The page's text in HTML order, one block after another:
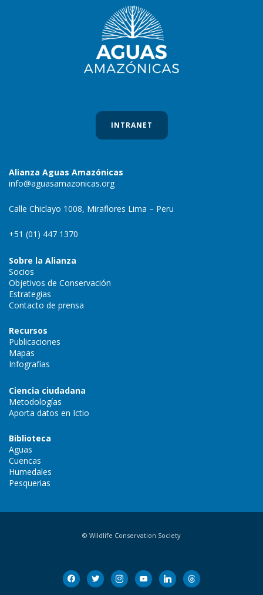
INTRANET
Alianza Aguas Amazónicas
info@aguasamazonicas.org
Calle Chiclayo 1008, Miraflores Lima – Peru
+51 (01) 447 1370
Sobre la Alianza
Socios
Objetivos de Conservación
Estrategias
Contacto de prensa
Recursos
Publicaciones
Mapas
Infografías
Ciencia ciudadana
Metodologías
Aporta datos en Ictio
Biblioteca
Aguas
Cuencas
Humedales
Pesquerias
© Wildlife Conservation Society
facebook
twitter instagramyoutubelinkedinthreads